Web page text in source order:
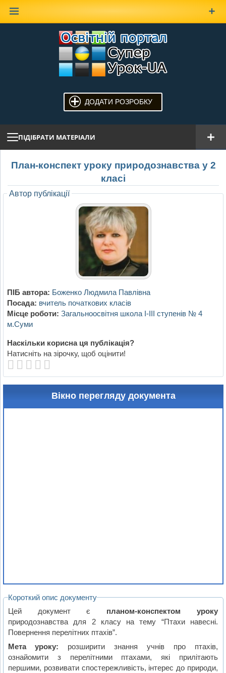
ДОДАТИ РОЗРОБКУ
ПІДІБРАТИ МАТЕРІАЛИ
План-конспект уроку природознавства у 2
класі
Автор публікації
ПІБ автора: Боженко Людмила Павлівна
Посада: вчитель початкових класів
Місце роботи: Загальноосвітня школа І-ІІІ ступенів № 4
м.Суми
Наскільки корисна ця публікація?
Натисніть на зірочку, щоб оцінити!
Вікно перегляду документа
Короткий опис документу
Цей документ є планом-конспектом уроку
природознавства для 2 класу на тему “Птахи навесні.
Повернення перелітних птахів”.
Мета уроку: розширити знання учнів про птахів,
ознайомити з перелітними птахами, які прилітають
першими, розвивати спостережливість, інтерес до природи,